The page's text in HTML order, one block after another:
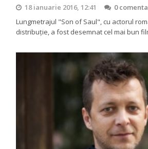
18 ianuarie 2016, 12:41
0
Lungmetrajul "Son of Saul", cu actorul
distribuţie, a fost desemnat cel mai bun